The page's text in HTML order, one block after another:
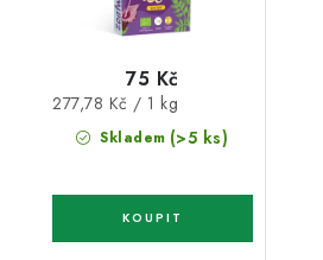
Skladem (>5 ks)
75 Kč
Měrná
cena:
277,78 Kč / 1 kg